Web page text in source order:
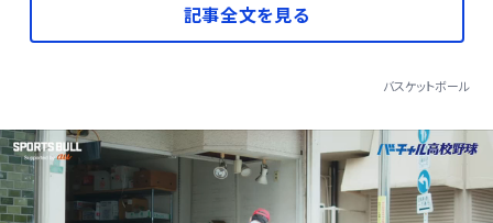
記事全文を見る
バスケットボール